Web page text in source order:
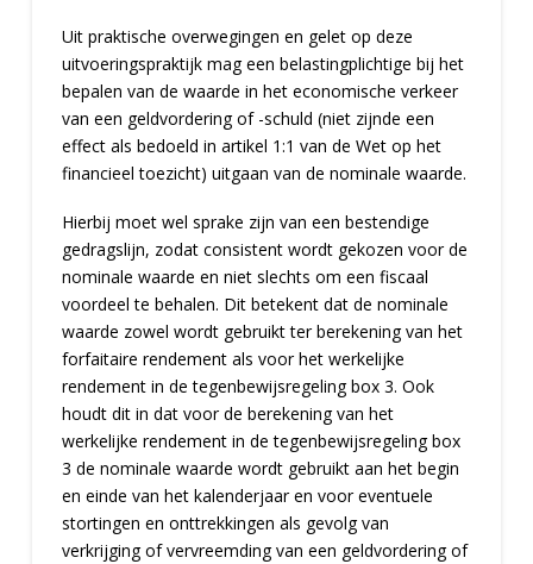
Uit praktische overwegingen en gelet op deze
uitvoeringspraktijk mag een belastingplichtige bij het
bepalen van de waarde in het economische verkeer
van een geldvordering of -schuld (niet zijnde een
effect als bedoeld in artikel 1:1 van de Wet op het
financieel toezicht) uitgaan van de nominale waarde.
Hierbij moet wel sprake zijn van een bestendige
gedragslijn, zodat consistent wordt gekozen voor de
nominale waarde en niet slechts om een fiscaal
voordeel te behalen. Dit betekent dat de nominale
waarde zowel wordt gebruikt ter berekening van het
forfaitaire rendement als voor het werkelijke
rendement in de tegenbewijsregeling box 3. Ook
houdt dit in dat voor de berekening van het
werkelijke rendement in de tegenbewijsregeling box
3 de nominale waarde wordt gebruikt aan het begin
en einde van het kalenderjaar en voor eventuele
stortingen en onttrekkingen als gevolg van
verkrijging of vervreemding van een geldvordering of